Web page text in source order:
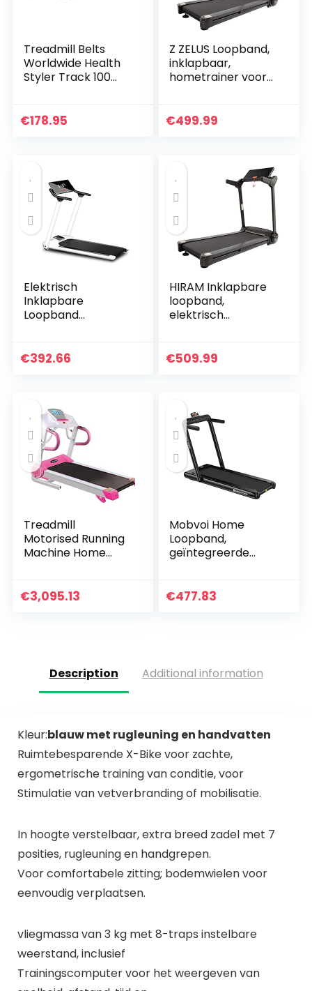
Treadmill Belts
Worldwide Health
Styler Track 100
olie
€178.95
Z ZELUS Loopband,
inklapbaar,
hometrainer voor
programma’s
€499.99
Elektrisch
Inklapbare
Loopband
Elektrische
Indoor…
€392.66
HIRAM Inklapbare
loopband,
elektrisch
speedrunner met
€509.99
Treadmill
Motorised Running
Machine Home
Treadmill Machine
€3,095.13
Mobvoi Home
Loopband,
geïntegreerde
afstandsbediening,
€477.83
Description Additional information
Kleur:blauw met rugleuning en handvatten
Ruimtebesparende X-Bike voor zachte,
ergometrische training van conditie, voor
Stimulatie van vetverbranding of mobilisatie.
In hoogte verstelbaar, extra breed zadel met 7
posities, rugleuning en handgrepen.
Voor comfortabele zitting; bodemwielen voor
eenvoudig verplaatsen.
vliegmassa van 3 kg met 8-traps instelbare
weerstand, inclusief
Trainingscomputer voor het weergeven van